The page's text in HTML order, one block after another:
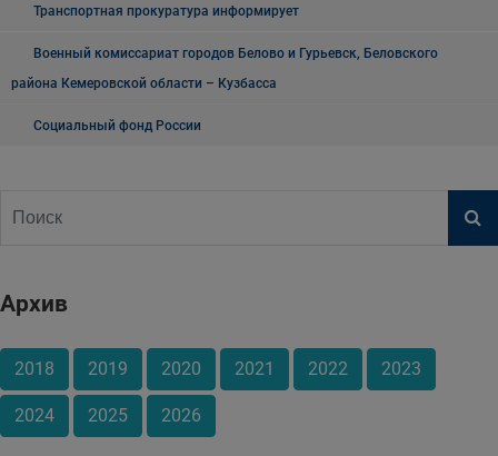
Транспортная прокуратура информирует
Военный комиссариат городов Белово и Гурьевск, Беловского
района Кемеровской области – Кузбасса
Социальный фонд России
Архив
2018 2019 2020 2021 2022 2023
2024 2025 2026